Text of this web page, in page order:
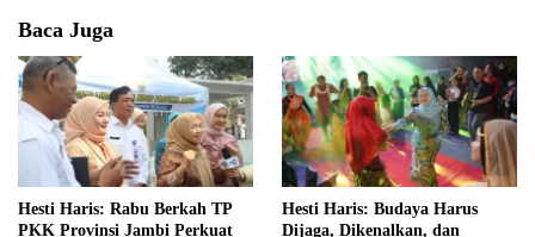
Baca Juga
Hesti Haris: Rabu Berkah TP
PKK Provinsi Jambi Perkuat
Hesti Haris: Budaya Harus
Dijaga, Dikenalkan, dan